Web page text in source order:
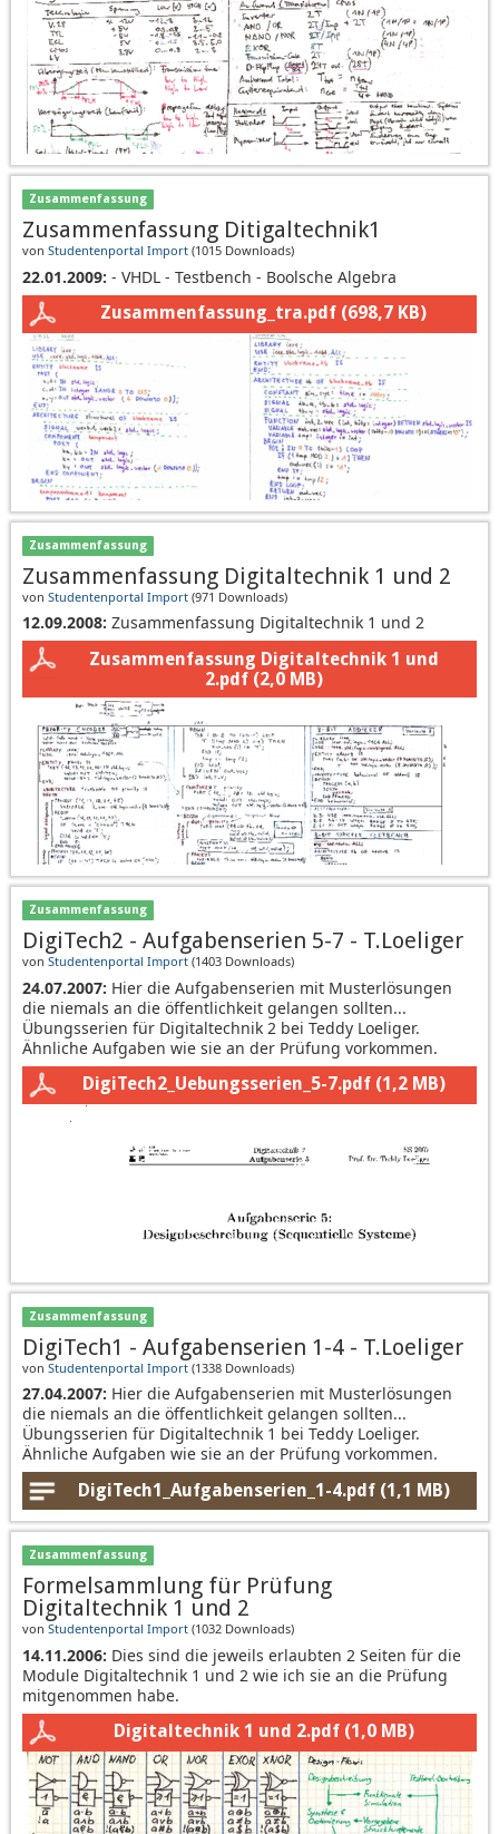
Zusammenfassung
Zusammenfassung Ditigaltechnik1
von Studentenportal Import (1015 Downloads)
22.01.2009: - VHDL - Testbench - Boolsche Algebra
Zusammenfassung_tra.pdf (698,7 KB)
Zusammenfassung
Zusammenfassung Digitaltechnik 1 und 2
von Studentenportal Import (971 Downloads)
12.09.2008: Zusammenfassung Digitaltechnik 1 und 2
Zusammenfassung Digitaltechnik 1 und
2.pdf (2,0 MB)
Zusammenfassung
DigiTech2 - Aufgabenserien 5-7 - T.Loeliger
von Studentenportal Import (1403 Downloads)
24.07.2007: Hier die Aufgabenserien mit Musterlösungen
die niemals an die öffentlichkeit gelangen sollten...
Übungsserien für Digitaltechnik 2 bei Teddy Loeliger.
Ähnliche Aufgaben wie sie an der Prüfung vorkommen.
DigiTech2_Uebungsserien_5-7.pdf (1,2 MB)
Zusammenfassung
DigiTech1 - Aufgabenserien 1-4 - T.Loeliger
von Studentenportal Import (1338 Downloads)
27.04.2007: Hier die Aufgabenserien mit Musterlösungen
die niemals an die öffentlichkeit gelangen sollten...
Übungsserien für Digitaltechnik 1 bei Teddy Loeliger.
Ähnliche Aufgaben wie sie an der Prüfung vorkommen.
DigiTech1_Aufgabenserien_1-4.pdf (1,1 MB)
Zusammenfassung
Formelsammlung für Prüfung
Digitaltechnik 1 und 2
von Studentenportal Import (1032 Downloads)
14.11.2006: Dies sind die jeweils erlaubten 2 Seiten für die
Module Digitaltechnik 1 und 2 wie ich sie an die Prüfung
mitgenommen habe.
Digitaltechnik 1 und 2.pdf (1,0 MB)